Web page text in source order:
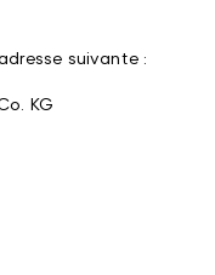
suivante :
KG